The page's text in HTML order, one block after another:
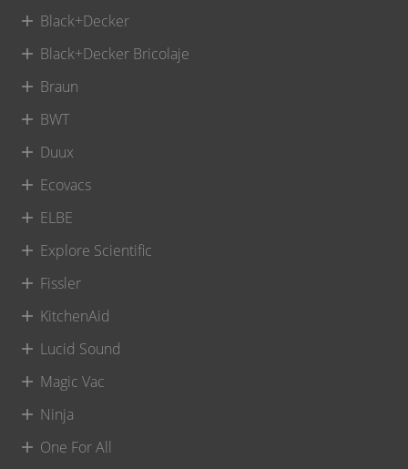
Black+Decker
Black+Decker Bricolaje
Braun
BWT
Duux
Ecovacs
ELBE
Explore Scientific
Fissler
KitchenAid
Lucid Sound
Magic Vac
Ninja
One For All